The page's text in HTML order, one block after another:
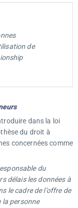
de
dans la loi
du droit à
concernées comme
du
délais les données à
le cadre de l’offre de
la personne